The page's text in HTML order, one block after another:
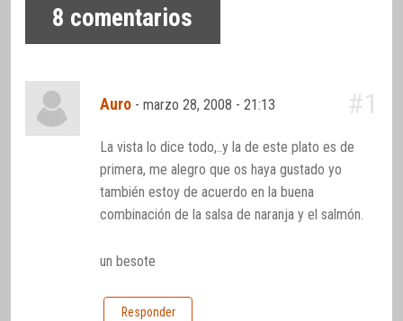
8 comentarios
Auro -marzo 28, 2008 - 21:13 #1
La vista lo dice todo,..y la de este plato es de
primera, me alegro que os haya gustado yo
también estoy de acuerdo en la buena
combinación de la salsa de naranja y el salmón.
un besote
Responder